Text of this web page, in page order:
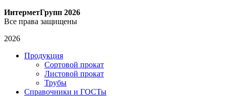
ИнтерметГрупп 2026
Все права защищены
2026
Продукция
Сортовой прокат
Листовой прокат
Трубы
Справочники и ГОСТы